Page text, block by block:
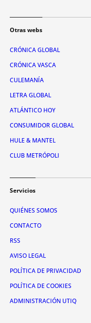
Otras webs
CRÓNICA GLOBAL
CRÓNICA VASCA
CULEMANÍA
LETRA GLOBAL
ATLÁNTICO HOY
CONSUMIDOR GLOBAL
HULE & MANTEL
CLUB METRÓPOLI
Servicios
QUIÉNES SOMOS
CONTACTO
RSS
AVISO LEGAL
POLÍTICA DE PRIVACIDAD
POLÍTICA DE COOKIES
ADMINISTRACIÓN UTIQ